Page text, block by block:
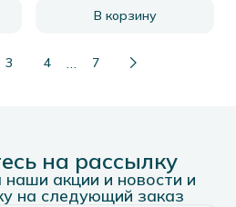
В корзину
3 4 … 7
на рассылку
акции и новости и
на следующий заказ